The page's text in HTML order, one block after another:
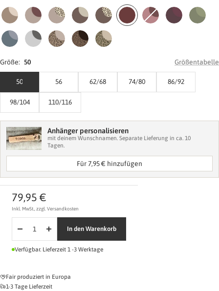
Greige/NudeGreige/Light
Plum
Greige/LeoChocolate/Nude
Chocolate/LeoBurgundy/Burgundy
Cloudy
Rose/Rose
Plum/Light
Plum
Frost
Green/
Cloudy
Blue/Blue
Sky
Grey/Grey
Leo
Beige/Nude
Leo
Coffee/Nude
Leo/Khaki
Größe: 50 Größentabelle
50 56 62/68 74/80 86/92
98/104 110/116
Anhänger personalisieren
mit deinem Wunschnamen. Separate Lieferung in ca. 10
Tagen.
Für 7,95 € hinzufügen
Material wählen
Naturleder
Angebotspreis
79,95 €
Inkl. MwSt., zzgl. Versandkosten
Menge
verringern
Menge
erhöhen
In den Warenkorb
Verfügbar. Lieferzeit 1 -3 Werktage
Fair produziert in Europa
1-3 Tage Lieferzeit